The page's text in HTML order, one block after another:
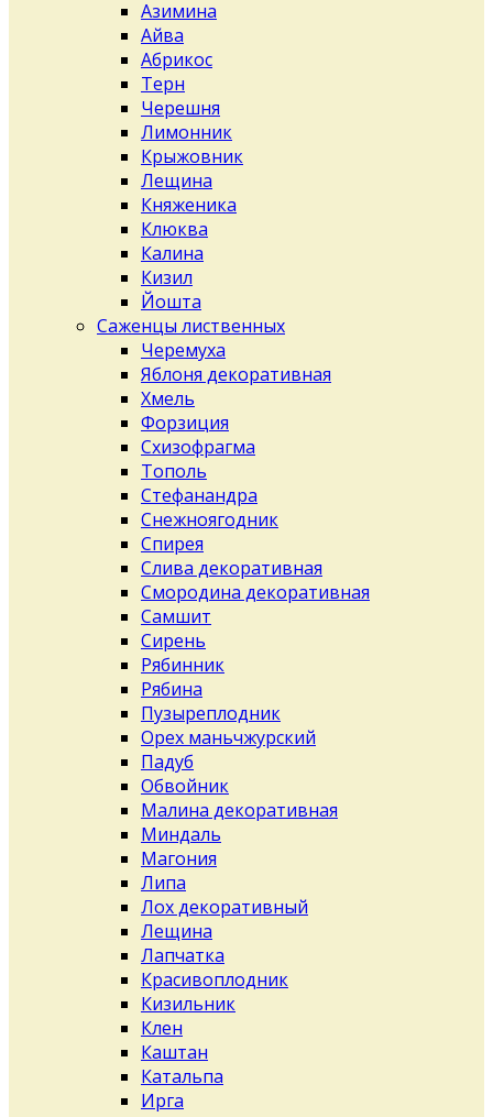
Азимина
Айва
Абрикос
Терн
Черешня
Лимонник
Крыжовник
Лещина
Княженика
Клюква
Калина
Кизил
Йошта
Саженцы лиственных
Черемуха
Яблоня декоративная
Хмель
Форзиция
Схизофрагма
Тополь
Стефанандра
Снежноягодник
Спирея
Слива декоративная
Смородина декоративная
Самшит
Сирень
Рябинник
Рябина
Пузыреплодник
Орех маньчжурский
Падуб
Обвойник
Малина декоративная
Миндаль
Магония
Липа
Лох декоративный
Лещина
Лапчатка
Красивоплодник
Кизильник
Клен
Каштан
Катальпа
Ирга